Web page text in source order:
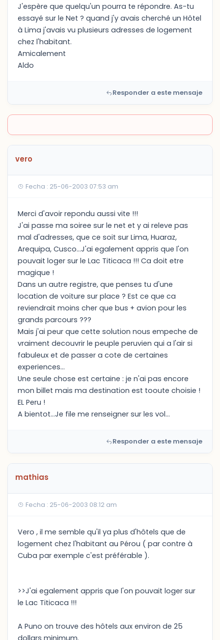
J'espère que quelqu'un pourra te répondre. As-tu
essayé sur le Net ? quand j'y avais cherché un Hôtel
à Lima j'avais vu plusieurs adresses de logement
chez l'habitant.
Amicalement
Aldo
Responder a este mensaje
vero
Fecha : 25-06-2003 07:53 am
Merci d'avoir repondu aussi vite !!!
J'ai passe ma soiree sur le net et y ai releve pas
mal d'adresses, que ce soit sur Lima, Huaraz,
Arequipa, Cusco...J'ai egalement appris que l'on
pouvait loger sur le Lac Titicaca !!! Ca doit etre
magique !
Dans un autre registre, que penses tu d'une
location de voiture sur place ? Est ce que ca
reviendrait moins cher que bus + avion pour les
grands parcours ???
Mais j'ai peur que cette solution nous empeche de
vraiment decouvrir le peuple peruvien qui a l'air si
fabuleux et de passer a cote de certaines
experiences...
Une seule chose est certaine : je n'ai pas encore
mon billet mais ma destination est tooute choisie !
EL Peru !
A bientot...Je file me renseigner sur les vol...
Responder a este mensaje
mathias
Fecha : 25-06-2003 08:12 am
Vero , il me semble qu'il ya plus d'hôtels que de
logement chez l'habitant au Pérou ( par contre à
Cuba par exemple c'est préférable ).
>>J'ai egalement appris que l'on pouvait loger sur
le Lac Titicaca !!!
A Puno on trouve des hôtels aux environ de 25
dollars minimum.